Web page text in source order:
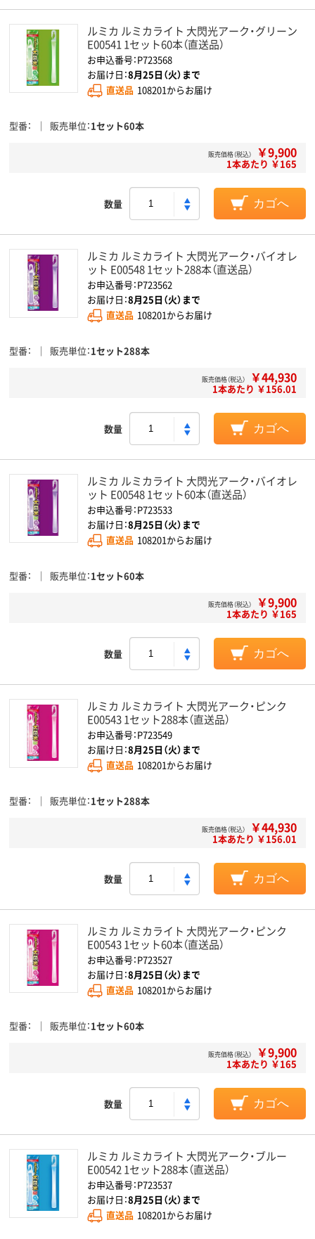
ルミカ ルミカライト 大閃光アーク・グリーン
E00541 1セット60本（直送品）
お申込番号：P723568
お届け日：8月25日（火）まで
直送品 108201からお届け
型番 販売単位 1セット60本
販売価格（税込） ￥9,900
1本あたり ￥165
数量 カゴへ
ルミカ ルミカライト 大閃光アーク・バイオレ
ット E00548 1セット288本（直送品）
お申込番号：P723562
お届け日：8月25日（火）まで
直送品 108201からお届け
型番 販売単位 1セット288本
販売価格（税込） ￥44,930
1本あたり ￥156.01
数量 カゴへ
ルミカ ルミカライト 大閃光アーク・バイオレ
ット E00548 1セット60本（直送品）
お申込番号：P723533
お届け日：8月25日（火）まで
直送品 108201からお届け
型番 販売単位 1セット60本
販売価格（税込） ￥9,900
1本あたり ￥165
数量 カゴへ
ルミカ ルミカライト 大閃光アーク・ピンク
E00543 1セット288本（直送品）
お申込番号：P723549
お届け日：8月25日（火）まで
直送品 108201からお届け
型番 販売単位 1セット288本
販売価格（税込） ￥44,930
1本あたり ￥156.01
数量 カゴへ
ルミカ ルミカライト 大閃光アーク・ピンク
E00543 1セット60本（直送品）
お申込番号：P723527
お届け日：8月25日（火）まで
直送品 108201からお届け
型番 販売単位 1セット60本
販売価格（税込） ￥9,900
1本あたり ￥165
数量 カゴへ
ルミカ ルミカライト 大閃光アーク・ブルー
E00542 1セット288本（直送品）
お申込番号：P723537
お届け日：8月25日（火）まで
直送品 108201からお届け